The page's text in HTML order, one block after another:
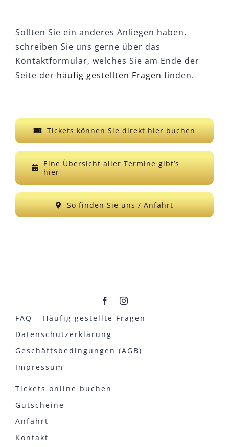
Sollten Sie ein anderes Anliegen haben,
schreiben Sie uns gerne über das
Kontaktformular, welches Sie am Ende der
Seite der häufig gestellten Fragen finden.
Tickets können Sie direkt hier buchen
Eine Übersicht aller Termine gibt’s
hier
So finden Sie uns / Anfahrt
FAQ – Häufig gestellte Fragen
Datenschutzerklärung
Geschäftsbedingungen (AGB)
Impressum
Tickets online buchen
Gutscheine
Anfahrt
Kontakt